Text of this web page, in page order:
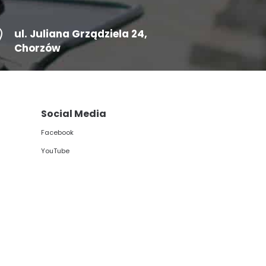
ul. Juliana Grządziela 24,
Chorzów
Social Media
Facebook
YouTube